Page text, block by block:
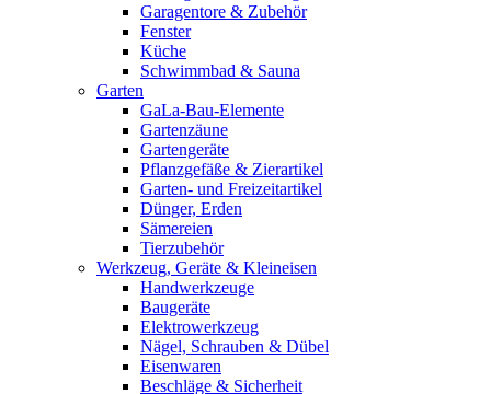
Garagentore & Zubehör
Fenster
Küche
Schwimmbad & Sauna
Garten
GaLa-Bau-Elemente
Gartenzäune
Gartengeräte
Pflanzgefäße & Zierartikel
Garten- und Freizeitartikel
Dünger, Erden
Sämereien
Tierzubehör
Werkzeug, Geräte & Kleineisen
Handwerkzeuge
Baugeräte
Elektrowerkzeug
Nägel, Schrauben & Dübel
Eisenwaren
Beschläge & Sicherheit